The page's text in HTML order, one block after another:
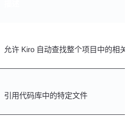
允许 Kiro 自动查找整个项目中的相关
引用代码库中的特定文件